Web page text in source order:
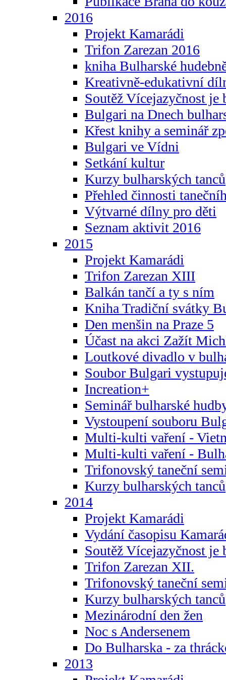
2016
Projekt Kamarádi
Trifon Zarezan 2016
kniha Bulharské
Kreativně-edukativní
Soutěž Vícejazyčnost je
Bulgari na Dnech
Křest knihy a seminář
Bulgari ve Vídni
Setkání kultur
Kurzy bulharských tanců
Přehled činnosti
Výtvarné dílny pro děti
Seznam aktivit 2016
2015
Projekt Kamarádi
Trifon Zarezan XIII
Balkán tančí a ty s ním
Kniha Tradiční svátky
Den menšin na Praze 5
Účast na akci Zažít
Loutkové divadlo v
Soubor Bulgari
Increation+
Seminář bulharské
Vystoupení souboru
Multi-kulti vaření -
Multi-kulti vaření -
Trifonovský taneční
Kurzy bulharských tanců
2014
Projekt Kamarádi
Vydání časopisu
Soutěž Vícejazyčnost je
Trifon Zarezan XII.
Trifonovský taneční
Kurzy bulharských tanců
Mezinárodní den žen
Noc s Andersenem
Do Bulharska - za
2013